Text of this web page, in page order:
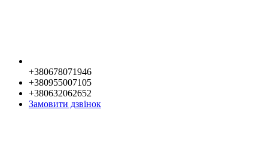
+380678071946
+380955007105
+380632062652
Замовити дзвінок